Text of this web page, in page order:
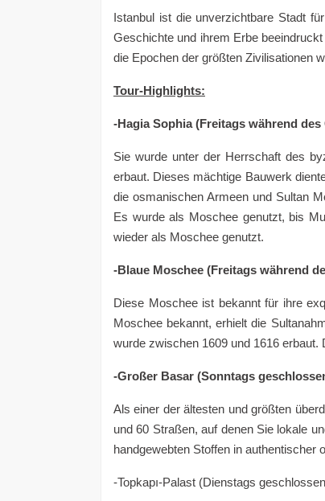
Istanbul ist die unverzichtbare Stadt
Geschichte und ihrem Erbe
die Epochen der größten Zivilisationen
Tour-Highlights:
-Hagia Sophia (Freitags während
Sie wurde unter der Herrschaft des
erbaut. Dieses mächtige Bauwerk
die osmanischen Armeen und Sultan
Es wurde als Moschee genutzt, bis
wieder als Moschee genutzt.
-Blaue Moschee (Freitags während
Diese Moschee ist bekannt für ihre
Moschee bekannt, erhielt die
wurde zwischen 1609 und 1616
-Großer Basar (Sonntags
Als einer der ältesten und größten
und 60 Straßen, auf denen Sie lokale
handgewebten Stoffen in authentischer
-Topkapı-Palast (Dienstags